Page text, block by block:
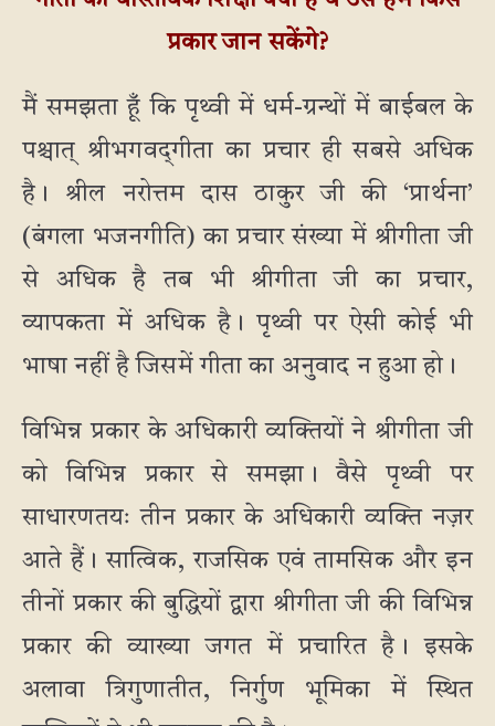
प्रकार जान सकेंगे?
मैं समझता हूँ कि पृथ्वी में धर्म-ग्रन्थों में बाईबल के
पश्चात् श्रीभगवद्‌गीता का प्रचार ही सबसे अधिक
है। श्रील नरोत्तम दास ठाकुर जी की ‘प्रार्थना’
(बंगला भजनगीति) का प्रचार संख्या में श्रीगीता जी
से अधिक है तब भी श्रीगीता जी का प्रचार,
व्यापकता में अधिक है। पृथ्वी पर ऐसी कोई भी
भाषा नहीं है जिसमें गीता का अनुवाद न हुआ हो।
विभिन्न प्रकार के अधिकारी व्यक्तियों ने श्रीगीता जी
को विभिन्न प्रकार से समझा। वैसे पृथ्वी पर
साधारणतयः तीन प्रकार के अधिकारी व्यक्ति नज़र
आते हैं। सात्विक, राजसिक एवं तामसिक और इन
तीनों प्रकार की बुद्धियों द्वारा श्रीगीता जी की विभिन्न
प्रकार की व्याख्या जगत में प्रचारित है। इसके
अलावा त्रिगुणातीत, निर्गुण भूमिका में स्थित